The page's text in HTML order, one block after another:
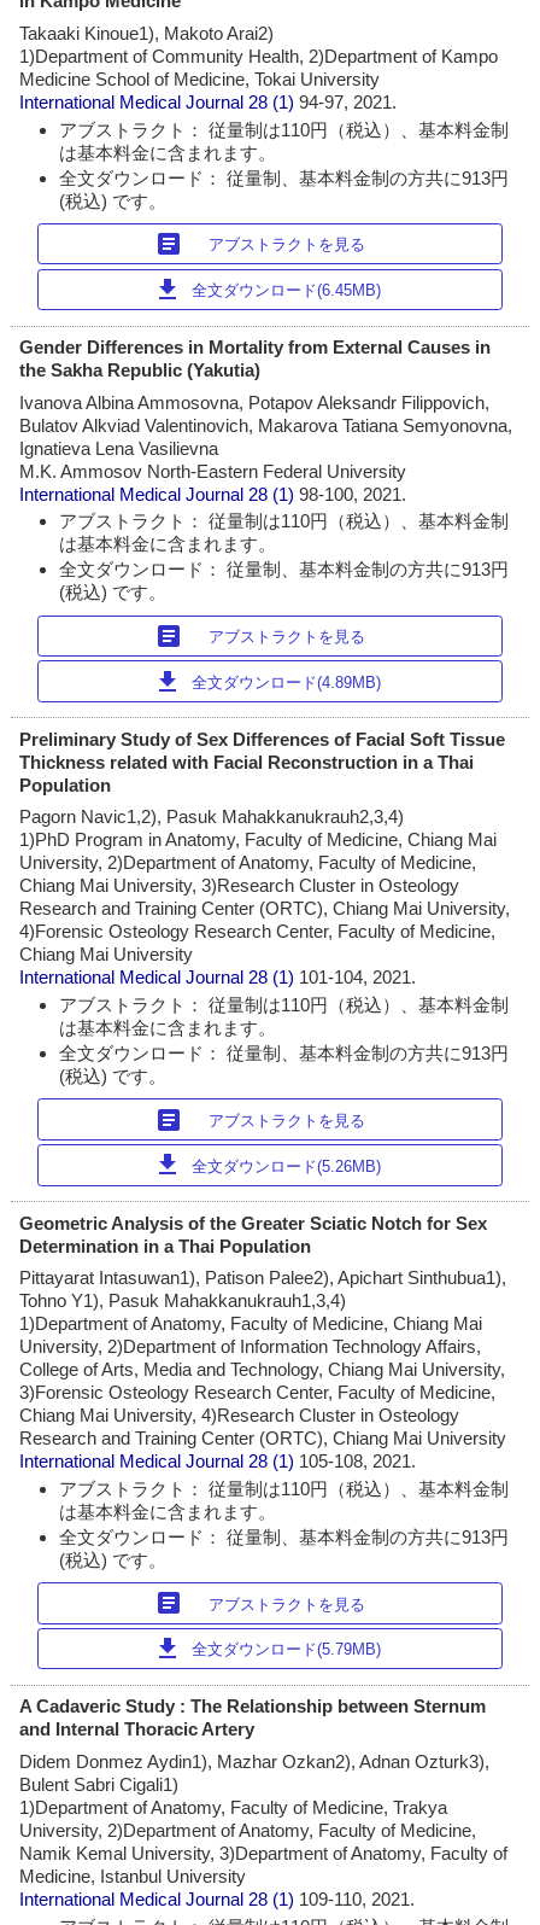
Takaaki Kinoue1), Makoto Arai2)
1)Department of Community Health, 2)Department of Kampo
Medicine School of Medicine, Tokai University
International Medical Journal 28 (1)94-97, 2021.
アブストラクト： 従量制は110円（税込）、基本料金制
は基本料金に含まれます。
全文ダウンロード： 従量制、基本料金制の方共に913円
(税込) です。
article アブストラクトを見る
download 全文ダウンロード(6.45MB)
Gender Differences in Mortality from External Causes in
the Sakha Republic (Yakutia)
Ivanova Albina Ammosovna, Potapov Aleksandr Filippovich,
Bulatov Alkviad Valentinovich, Makarova Tatiana Semyonovna,
Ignatieva Lena Vasilievna
M.K. Ammosov North-Eastern Federal University
International Medical Journal 28 (1)98-100, 2021.
アブストラクト： 従量制は110円（税込）、基本料金制
は基本料金に含まれます。
全文ダウンロード： 従量制、基本料金制の方共に913円
(税込) です。
article アブストラクトを見る
download 全文ダウンロード(4.89MB)
Preliminary Study of Sex Differences of Facial Soft Tissue
Thickness related with Facial Reconstruction in a Thai
Population
Pagorn Navic1,2), Pasuk Mahakkanukrauh2,3,4)
1)PhD Program in Anatomy, Faculty of Medicine, Chiang Mai
University, 2)Department of Anatomy, Faculty of Medicine,
Chiang Mai University, 3)Research Cluster in Osteology
Research and Training Center (ORTC), Chiang Mai University,
4)Forensic Osteology Research Center, Faculty of Medicine,
Chiang Mai University
International Medical Journal 28 (1) 101-104, 2021.
アブストラクト： 従量制は110円（税込）、基本料金制
は基本料金に含まれます。
全文ダウンロード： 従量制、基本料金制の方共に913円
(税込) です。
article アブストラクトを見る
download 全文ダウンロード(5.26MB)
Geometric Analysis of the Greater Sciatic Notch for Sex
Determination in a Thai Population
Pittayarat Intasuwan1), Patison Palee2), Apichart Sinthubua1),
Tohno Y1), Pasuk Mahakkanukrauh1,3,4)
1)Department of Anatomy, Faculty of Medicine, Chiang Mai
University, 2)Department of Information Technology Affairs,
College of Arts, Media and Technology, Chiang Mai University,
3)Forensic Osteology Research Center, Faculty of Medicine,
Chiang Mai University, 4)Research Cluster in Osteology
Research and Training Center (ORTC), Chiang Mai University
International Medical Journal 28 (1) 105-108, 2021.
アブストラクト： 従量制は110円（税込）、基本料金制
は基本料金に含まれます。
全文ダウンロード： 従量制、基本料金制の方共に913円
(税込) です。
article アブストラクトを見る
download 全文ダウンロード(5.79MB)
A Cadaveric Study : The Relationship between Sternum
and Internal Thoracic Artery
Didem Donmez Aydin1), Mazhar Ozkan2), Adnan Ozturk3),
Bulent Sabri Cigali1)
1)Department of Anatomy, Faculty of Medicine, Trakya
University, 2)Department of Anatomy, Faculty of Medicine,
Namik Kemal University, 3)Department of Anatomy, Faculty of
Medicine, Istanbul University
International Medical Journal 28 (1) 109-110, 2021.